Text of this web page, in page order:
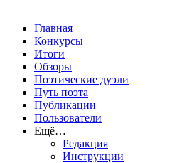
Главная
Конкурсы
Итоги
Обзоры
Поэтические дуэли
Путь поэта
Публикации
Пользователи
Ещё…
Редакция
Инструкции